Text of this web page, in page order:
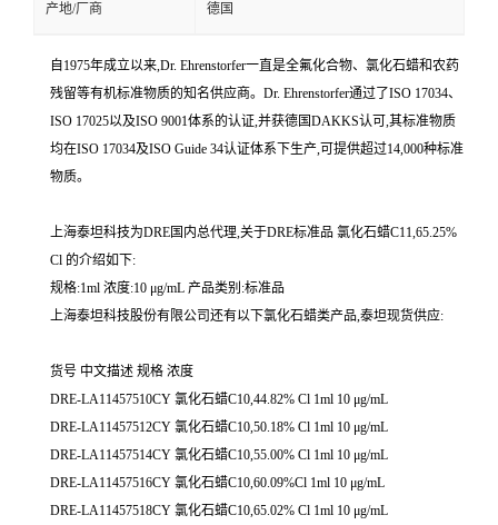
产地/厂商 德国
自1975年成立以来,Dr. Ehrenstorfer一直是全氟化合物、氯化石蜡和农药
残留等有机标准物质的知名供应商。Dr. Ehrenstorfer通过了ISO 17034、
ISO 17025以及ISO 9001体系的认证,并获德国DAKKS认可,其标准物质
均在ISO 17034及ISO Guide 34认证体系下生产,可提供超过14,000种标准
物质。
上海泰坦科技为DRE国内总代理,关于DRE标准品 氯化石蜡C11,65.25%
Cl 的介绍如下:
规格:1ml 浓度:10 μg/mL 产品类别:标准品
上海泰坦科技股份有限公司还有以下氯化石蜡类产品,泰坦现货供应:
货号 中文描述 规格 浓度
DRE-LA11457510CY 氯化石蜡C10,44.82% Cl 1ml 10 μg/mL
DRE-LA11457512CY 氯化石蜡C10,50.18% Cl 1ml 10 μg/mL
DRE-LA11457514CY 氯化石蜡C10,55.00% Cl 1ml 10 μg/mL
DRE-LA11457516CY 氯化石蜡C10,60.09%Cl 1ml 10 μg/mL
DRE-LA11457518CY 氯化石蜡C10,65.02% Cl 1ml 10 μg/mL